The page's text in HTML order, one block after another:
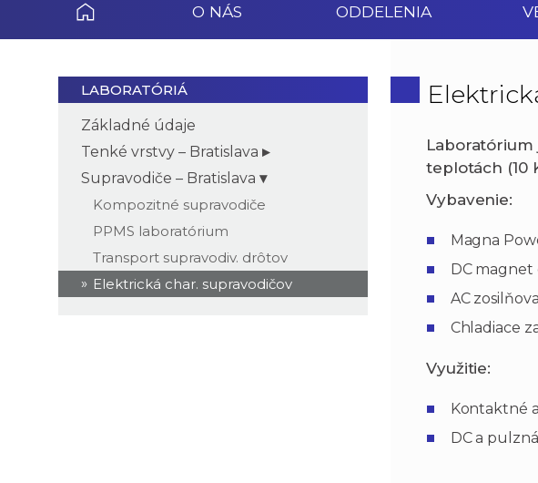
O NÁS ODDELENIA
LABORATÓRIÁ
Základné údaje
Tenké vrstvy – Bratislava
Supravodiče – Bratislava
Kompozitné supravodiče
PPMS laboratórium
Transport supravodiv. drôtov
Elektrická char. supravodičov
teplotách (10
Vybavenie:
Magna
DC
AC
Chladiace
Využitie:
Kontaktné
DC a